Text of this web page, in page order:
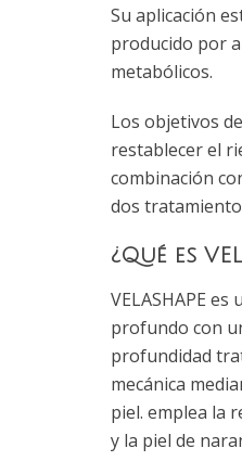
Su aplicación
producido por
metabólicos.
Los objetivos
restablecer el
combinación
dos
¿Qué es
VELASHAPE
profundo con
profundidad
mecánica
piel. emplea la
y la piel de